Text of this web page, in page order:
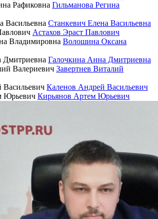
Гильманова Регина
Станкевич Елена Васильевна
Астахов Эраст Павлович
Волошина Оксана
Галочкина Анна Дмитриевна
Завертнев Виталий
Каленов Андрей Васильевич
Кирьянов Артем Юрьевич